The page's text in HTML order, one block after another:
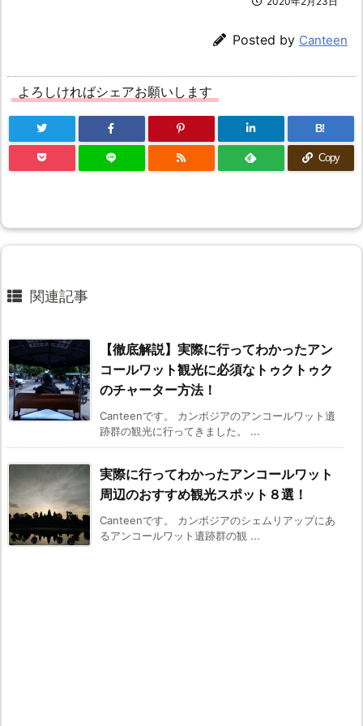
Posted by Canteen
よろしければシェアお願いします
B!
Copy
関連記事
【徹底解説】実際に行ってわかったアン
コールワット観光に必須なトゥクトゥク
のチャーター方法！
Canteenです。 カンボジアのアンコールワット遺
跡群の観光に行ってきました。 ...
実際に行ってわかったアンコールワット
周辺のおすすめ観光スポット８選！
Canteenです。 カンボジアのシェムリアップにあ
るアンコールワット遺跡群の観 ...